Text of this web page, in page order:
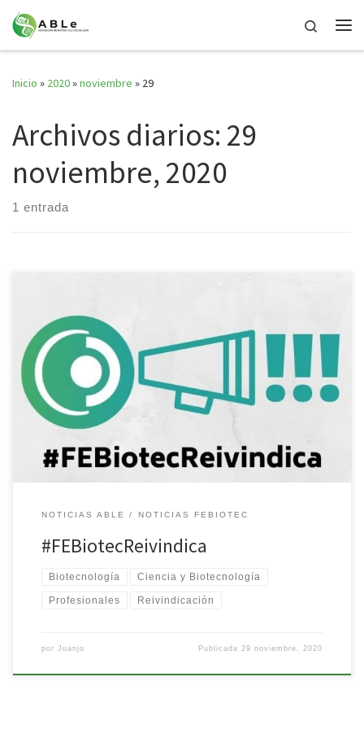
Saltar al contenido
Search
Inicio » 2020»noviembre » 29
Archivos diarios: 29
noviembre, 2020
1 entrada
La Federación Española de Biotecnólogos (FEBiotec), lleva más
de una década luchando por visibilizar y defender los derechos
de nuestra profesión, siendo prueba de ello la inclusión de
nuestra profesión en el Servicio Estatal de Empleo Público (SEPE).
Vínculo a la noticia: https://febiotec.es/inclusion-biotecnologos-
sepe/ Logros que no sólo son celebrados por […]
NOTICIAS ABLE NOTICIAS FEBIOTEC
#FEBiotecReivindica
Biotecnología Ciencia y Biotecnología
Profesionales Reivindicación
por Juanjo Publicada29 noviembre, 2020